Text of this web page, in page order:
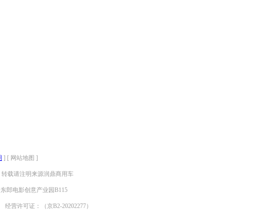
] [ 网站地图 ]
转载请注明来源润鼎商用车
郎电影创意产业园B115
经营许可证：（京B2-20202277）